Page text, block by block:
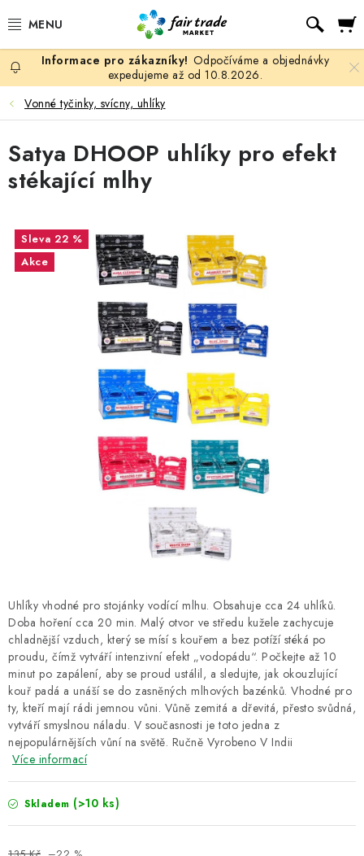
na
SLEVY, DOPRODEJ
KÁVA
ČOKOLÁDA
MATÉ, ROOIBOS A HONEYBUSH
RÝŽE, QUINOA, ČOČKA
CUKROVINKY, SLADKOSTI, POMAZÁNKY
NEALKO NÁPOJE A LIMONÁDY
Obchodní podmínky Doprava a platba
Kontakt
O Fair Trade
Napište nám
Hodnocení obchodu
Ochrana osobních údajů
Odpočíváme a objednávky
expedujeme až od 10.8.2026.
Vonné tyčinky, svícny, uhlíky
Uhlíky vhodné pro stojánky vodící mlhu. Obsahuje cca 24 uhlíků.
Doba hoření cca 20 min. Malý otvor ve středu kužele zachycuje
chladnější vzduch, který se mísí s kouřem a bez potíží stéká po
proudu, čímž vytváří intenzivní efekt „vodopádu“. Počkejte až 10
minut po zapálení, aby se proud ustálil, a sledujte, jak okouzlující
kouř padá a unáší se do zasněných mlhových bazénků. Vhodné pro
ty, kteří mají rádi jemnou vůni. Vůně zemitá a dřevitá, přesto svůdná,
vytváří smyslnou náladu. V současnosti je toto jedna z
nejpopulárnějších vůní na světě. Ručně Vyrobeno V Indii
Více informací
Skladem (>10 ks)
Satya DHOOP uhlíky pro efekt
stékající mlhy
22 %
Akce